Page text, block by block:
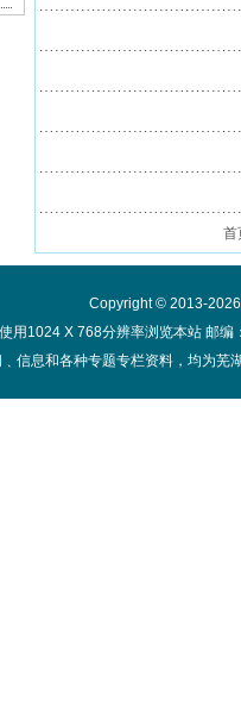
首
Copyright © 2013-
用1024 X 768分辨率浏览本站 邮
信息和各种专题专栏资料，均为